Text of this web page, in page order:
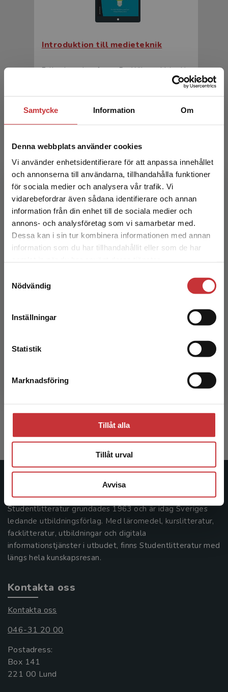
Samtycke Information Om
Denna webbplats använder cookies
Vi använder enhetsidentifierare för att anpassa innehållet
och annonserna till användarna, tillhandahålla funktioner
för sociala medier och analysera vår trafik. Vi
vidarebefordrar även sådana identifierare och annan
information från din enhet till de sociala medier och
annons- och analysföretag som vi samarbetar med.
Dessa kan i sin tur kombinera informationen med annan
information som du har tillhandahållit eller som de har
Nödvändig
Inställningar
Statistik
Marknadsföring
Tillåt alla
Tillåt urval
Avvisa
Begränsad fraktregion
Det verkar som att du besöker
studentlitteratur.se via en enhet utanför Sverige.
Vi erbjuder inte leveranser utanför Sverige. För
att kunna slutföra ett köp måste
Introduktion till medieteknik
Falkenberg Josefsson, P - Wiberg, M (red.)
Exkl. moms: 220 kr
Digitaliseringen och arbetsmiljön
Sandblad, Bengt m.fl.
385 krinkl. moms
Exkl. moms: 363 kr
409 krinkl. moms
Exkl. moms: 386 kr
Studentlitteratur grundades 1963 och är idag Sveriges
ledande utbildningsförlag. Med läromedel, kurslitteratur,
facklitteratur, utbildningar och digitala
informationstjänster i utbudet, finns Studentlitteratur med
längs hela kunskapsresan.
Kontakta oss
Kontakta oss
046-31 20 00
Postadress:
Box 141
221 00 Lund